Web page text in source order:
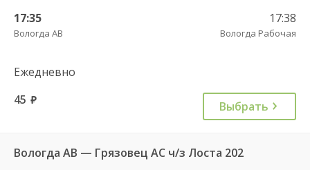
17:35
Вологда АВ
17:38
Вологда Рабочая
Ежедневно
45 руб. Выбрать
Вологда АВ — Грязовец АС ч/з Лоста 202